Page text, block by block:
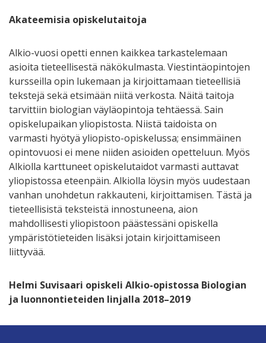
Akateemisia opiskelutaitoja
Alkio-vuosi opetti ennen kaikkea tarkastelemaan
asioita tieteellisestä näkökulmasta. Viestintäopintojen
kursseilla opin lukemaan ja kirjoittamaan tieteellisiä
tekstejä sekä etsimään niitä verkosta. Näitä taitoja
tarvittiin biologian väyläopintoja tehtäessä. Sain
opiskelupaikan yliopistosta. Niistä taidoista on
varmasti hyötyä yliopisto-opiskelussa; ensimmäinen
opintovuosi ei mene niiden asioiden opetteluun. Myös
Alkiolla karttuneet opiskelutaidot varmasti auttavat
yliopistossa eteenpäin. Alkiolla löysin myös uudestaan
vanhan unohdetun rakkauteni, kirjoittamisen. Tästä ja
tieteellisistä teksteistä innostuneena, aion
mahdollisesti yliopistoon päästessäni opiskella
ympäristötieteiden lisäksi jotain kirjoittamiseen
liittyvää.
Helmi Suvisaari opiskeli Alkio-opistossa Biologian
ja luonnontieteiden linjalla 2018–2019